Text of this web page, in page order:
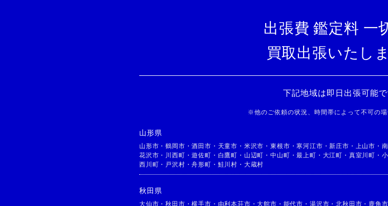
出張費 鑑定料 一
買取出張いたし
下記地域は即日出張可能で
※他のご依頼の状況、時間帯によって不可の場
山形県
山形市 ・鶴岡市 ・酒田市 ・ 天童市 ・ 米沢市 ・東根市 ・寒河江市 ・新庄市 ・ 上山市 ・
花沢市 ・ 川西町 ・遊佐町 ・ 白鷹町 ・ 山辺町 ・中山町 ・最上町 ・ 大江町 ・ 真室川町 ・
西川町 ・ 戸沢村 ・舟形町 ・ 鮭川村 ・ 大蔵村
秋田県
大仙市 ・秋田市 ・横手市 ・ 由利本荘市 ・大館市 ・ 能代市 ・ 湯沢市 ・北秋田市 ・ 鹿角市